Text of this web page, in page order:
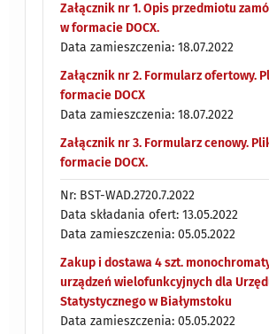
Załącznik nr 1. Opis przedmiotu
w formacie DOCX.
Data zamieszczenia: 18.07.2022
Załącznik nr 2. Formularz ofertowy.
formacie DOCX
Data zamieszczenia: 18.07.2022
Załącznik nr 3. Formularz cenowy.
formacie DOCX.
Nr: BST-WAD.2720.7.2022
Data składania ofert: 13.05.2022
Data zamieszczenia: 05.05.2022
Zakup i dostawa 4 szt.
urządzeń wielofunkcyjnych dla
Statystycznego w Białymstoku
Data zamieszczenia: 05.05.2022